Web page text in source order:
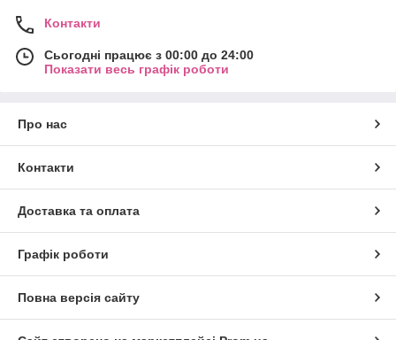
Контакти
Сьогодні працює з 00:00 до 24:00
Показати весь графік роботи
Про нас
Контакти
Доставка та оплата
Графік роботи
Повна версія сайту